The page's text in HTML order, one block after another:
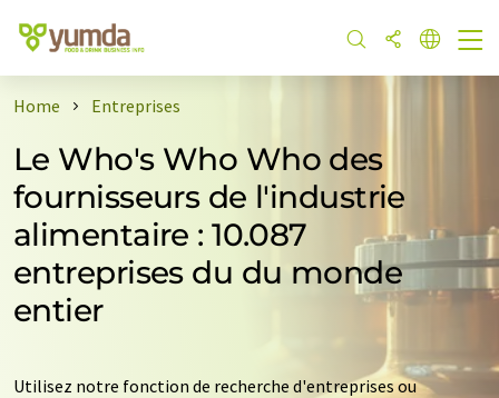
Home Entreprises
Le Who's Who Who des
fournisseurs de l'industrie
alimentaire : 10.087
entreprises du du monde
entier
Utilisez notre fonction de recherche d'entreprises ou